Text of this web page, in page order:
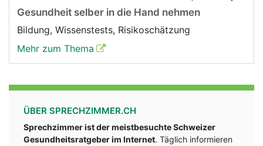
Gesundheit selber in die Hand nehmen
Bildung, Wissenstests, Risikoschätzung
Mehr zum Thema
ÜBER SPRECHZIMMER.CH
Sprechzimmer ist der meistbesuchte Schweizer
Gesundheitsratgeber im Internet. Täglich informieren